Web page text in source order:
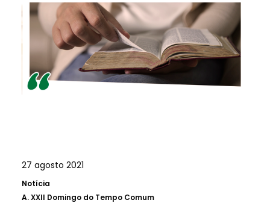
27 agosto 2021
Notícia
A.XXII Domingo do Tempo Comum